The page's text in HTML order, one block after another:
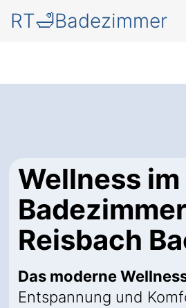
RT🛁Badezimmer
Wellness
Reisbach
Das moderne
Entspannung und